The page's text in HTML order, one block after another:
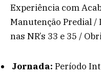
Experiência com
Manutenção Predial /
nas NR’s 33 e 35 /
Jornada: Período